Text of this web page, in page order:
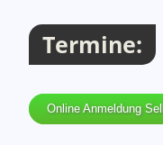
Termine:
Online Anmeldung